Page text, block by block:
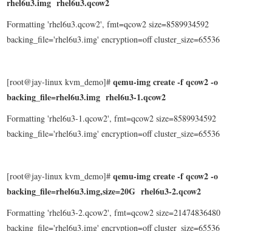
Formatting 'rhel6u3.qcow2', fmt=qcow2 size=8589934592
backing_file='rhel6u3.img' encryption=off cluster_size=65536
[root@jay-linux kvm_demo]#qemu-img create -f qcow2 -o
backing_file=rhel6u3.img rhel6u3-1.qcow2
Formatting 'rhel6u3-1.qcow2', fmt=qcow2 size=8589934592
backing_file='rhel6u3.img' encryption=off cluster_size=65536
[root@jay-linux kvm_demo]#qemu-img create -f qcow2 -o
backing_file=rhel6u3.img,size=20G rhel6u3-2.qcow2
Formatting 'rhel6u3-2.qcow2', fmt=qcow2 size=21474836480
backing_file='rhel6u3.img' encryption=off cluster_size=65536